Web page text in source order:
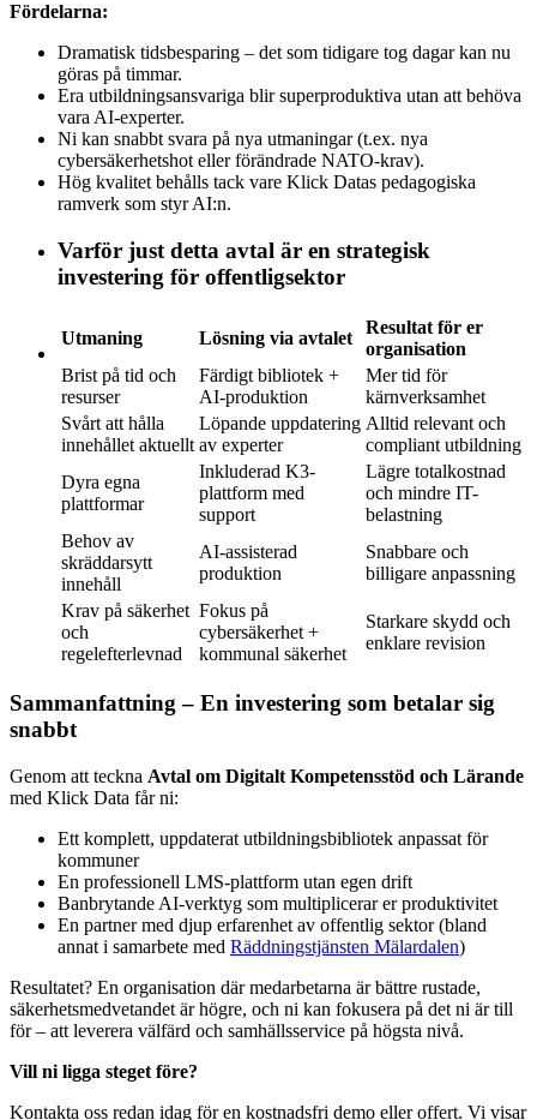
Fördelarna:
Dramatisk tidsbesparing – det som tidigare tog dagar kan nu
göras på timmar.
Era utbildningsansvariga blir superproduktiva utan att behöva
vara AI-experter.
Ni kan snabbt svara på nya utmaningar (t.ex. nya
cybersäkerhetshot eller förändrade NATO-krav).
Hög kvalitet behålls tack vare Klick Datas pedagogiska
ramverk som styr AI:n.
Varför just detta avtal är en strategisk
investering för offentligsektor
Utmaning Lösning via avtalet
Resultat för er
organisation
Brist på tid och
resurser
Färdigt bibliotek +
AI-produktion
Mer tid för
kärnverksamhet
Svårt att hålla
innehållet aktuellt
Löpande uppdatering
av experter
Alltid relevant och
compliant utbildning
Dyra egna
plattformar
Inkluderad K3-
plattform med
support
Lägre totalkostnad
och mindre IT-
belastning
Behov av
skräddarsytt
innehåll
AI-assisterad
produktion
Snabbare och
billigare anpassning
Krav på säkerhet
och
regelefterlevnad
Fokus på
cybersäkerhet +
kommunal säkerhet
Starkare skydd och
enklare revision
Sammanfattning – En investering som betalar sig
snabbt
Genom att teckna Avtal om Digitalt Kompetensstöd och Lärande
med Klick Data får ni:
Ett komplett, uppdaterat utbildningsbibliotek anpassat för
kommuner
En professionell LMS-plattform utan egen drift
Banbrytande AI-verktyg som multiplicerar er produktivitet
En partner med djup erfarenhet av offentlig sektor (bland
annat i samarbete med Räddningstjänsten Mälardalen)
Resultatet? En organisation där medarbetarna är bättre rustade,
säkerhetsmedvetandet är högre, och ni kan fokusera på det ni är till
för – att leverera välfärd och samhällsservice på högsta nivå.
Vill ni ligga steget före?
Kontakta oss redan idag för en kostnadsfri demo eller offert. Vi visar